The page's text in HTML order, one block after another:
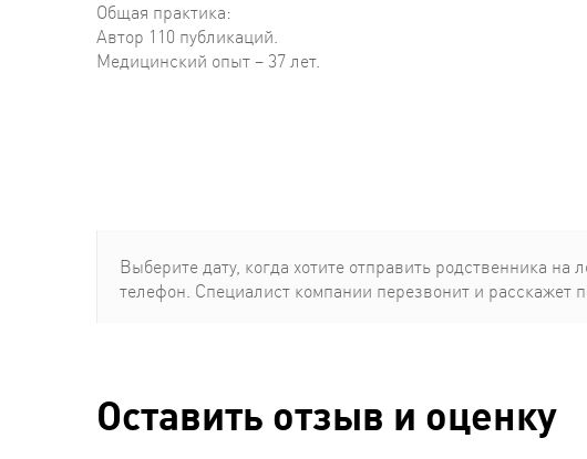
Общая практика:
Автор 110 публикаций.
Медицинский опыт – 37 лет.
Выберите дату, когда хотите отправить родcтвенника на
телефон. Специалист компании перезвонит и расскажет
Оставить отзыв и оценку